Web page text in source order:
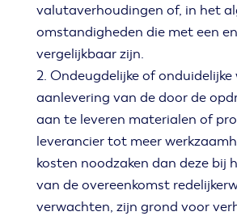
valutaverhoudingen of, in het
omstandigheden die met een
vergelijkbaar zijn.
2. Ondeugdelijke of onduidelijke
aanlevering van de door de
aan te leveren materialen of
leverancier tot meer
kosten noodzaken dan deze bij
van de overeenkomst
verwachten, zijn grond voor